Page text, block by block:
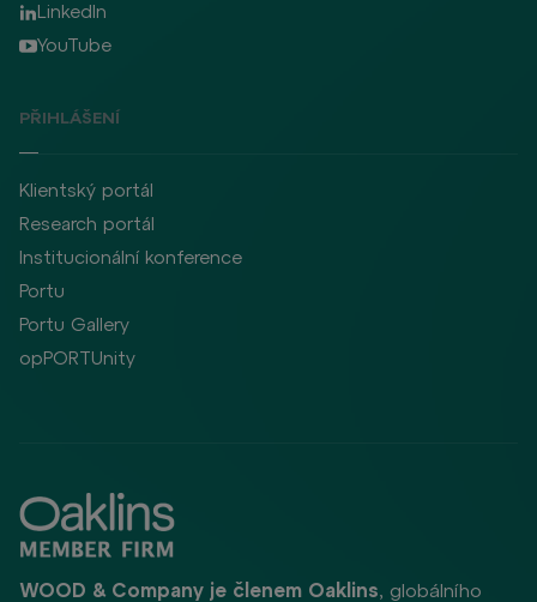
LinkedIn
YouTube
PŘIHLÁŠENÍ
Klientský portál
Research portál
Institucionální konference
Portu
Portu Gallery
opPORTUnity
WOOD & Company je členem Oaklins, globálního